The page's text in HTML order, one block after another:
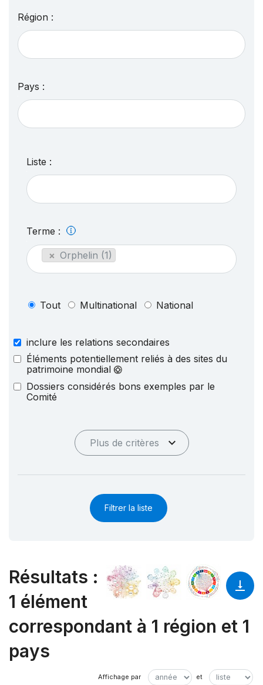
Région :
Pays :
Liste :
Terme :
× Orphelin (1)
Tout Multinational National
inclure les relations secondaires
Éléments potentiellement reliés à des sites du
patrimoine mondial
Dossiers considérés bons exemples par le
Comité
Plus de critères
Filtrer la liste
Résultats :
1 élément
correspondant à 1 région et 1
pays